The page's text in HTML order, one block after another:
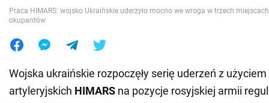
Praca HIMARS: wojsko Ukraińskie uderzyło mocno we wroga w trzech
okupantów
Wojska ukraińskie rozpoczęły serię uderzeń z
artyleryjskich HIMARS na pozycje rosyjskiej armii